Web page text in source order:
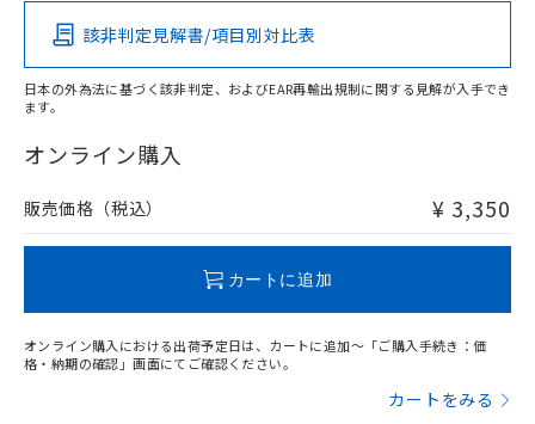
O
在庫等で未対応品が混在する可能性があります。
問い合わせください。
該非判定見解書/項目別対比表
日本の外為法に基づく該非判定、およびEAR再輸出規制に関する見解が入手でき
ます。
オンライン購入
販売価格（税込） ¥ 3,350
カートに追加
オンライン購入における出荷予定日は、カートに追加～「ご購入手続き：価
格・納期の確認」画面にてご確認ください。
カートをみる